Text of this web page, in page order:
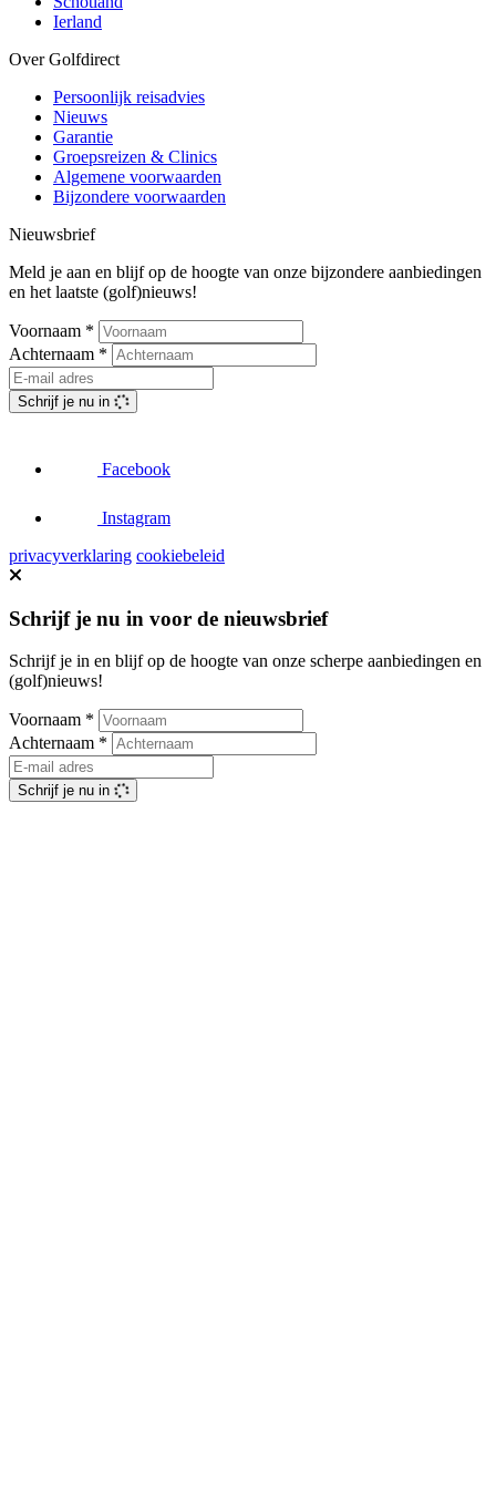
Ierland
Over Golfdirect
Persoonlijk reisadvies
Nieuws
Garantie
Groepsreizen & Clinics
Algemene voorwaarden
Bijzondere voorwaarden
Nieuwsbrief
Meld je aan en blijf op de hoogte van onze bijzondere aanbiedingen
en het laatste (golf)nieuws!
Voornaam *
Achternaam *
Schrijf je nu in
Facebook
Instagram
privacyverklaring cookiebeleid
Schrijf je nu in voor de nieuwsbrief
Schrijf je in en blijf op de hoogte van onze scherpe aanbiedingen en
(golf)nieuws!
Voornaam *
Achternaam *
Schrijf je nu in